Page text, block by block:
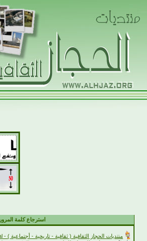
استرجاع كلمة المرور
منتديات الحجاز الثقافية ( ثقافية - تاريخية - أجتماعية ) - alhjaz forums of cultural